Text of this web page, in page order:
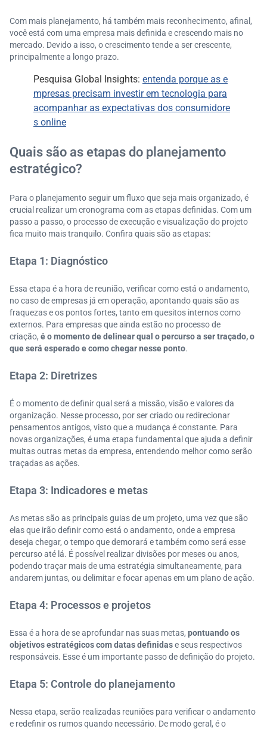
Com mais planejamento, há também mais reconhecimento, afinal,
você está com uma empresa mais definida e crescendo mais no
mercado. Devido a isso, o crescimento tende a ser crescente,
principalmente a longo prazo.
Pesquisa Global Insights: entenda porque as e
mpresas precisam investir em tecnologia para
acompanhar as expectativas dos consumidore
s online
Quais são as etapas do planejamento
estratégico?
Para o planejamento seguir um fluxo que seja mais organizado, é
crucial realizar um cronograma com as etapas definidas. Com um
passo a passo, o processo de execução e visualização do projeto
fica muito mais tranquilo. Confira quais são as etapas:
Etapa 1: Diagnóstico
Essa etapa é a hora de reunião, verificar como está o andamento,
no caso de empresas já em operação, apontando quais são as
fraquezas e os pontos fortes, tanto em quesitos internos como
externos. Para empresas que ainda estão no processo de
criação, é o momento de delinear qual o percurso a ser traçado, o
que será esperado e como chegar nesse ponto.
Etapa 2: Diretrizes
É o momento de definir qual será a missão, visão e valores da
organização. Nesse processo, por ser criado ou redirecionar
pensamentos antigos, visto que a mudança é constante. Para
novas organizações, é uma etapa fundamental que ajuda a definir
muitas outras metas da empresa, entendendo melhor como serão
traçadas as ações.
Etapa 3: Indicadores e metas
As metas são as principais guias de um projeto, uma vez que são
elas que irão definir como está o andamento, onde a empresa
deseja chegar, o tempo que demorará e também como será esse
percurso até lá. É possível realizar divisões por meses ou anos,
podendo traçar mais de uma estratégia simultaneamente, para
andarem juntas, ou delimitar e focar apenas em um plano de ação.
Etapa 4: Processos e projetos
Essa é a hora de se aprofundar nas suas metas, pontuando os
objetivos estratégicos com datas definidase seus respectivos
responsáveis. Esse é um importante passo de definição do projeto.
Etapa 5: Controle do planejamento
Nessa etapa, serão realizadas reuniões para verificar o andamento
e redefinir os rumos quando necessário. De modo geral, é o